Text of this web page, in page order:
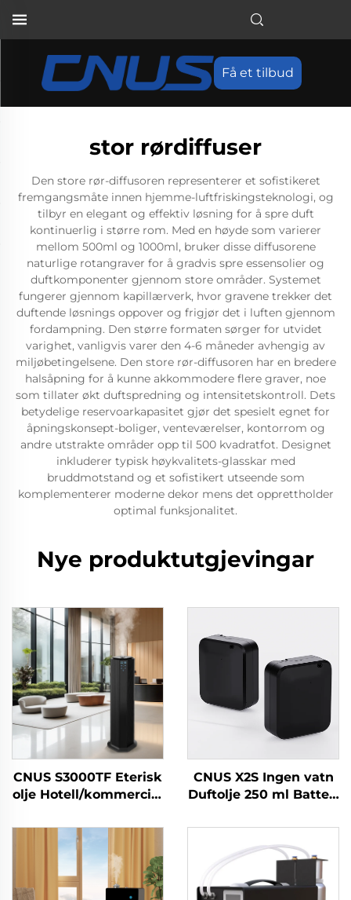
Få et tilbud
stor rørdiffuser
Den store rør-diffusoren representerer et sofistikeret
fremgangsmåte innen hjemme-luftfriskingsteknologi, og
tilbyr en elegant og effektiv løsning for å spre duft
kontinuerlig i større rom. Med en høyde som varierer
mellom 500ml og 1000ml, bruker disse diffusorene
naturlige rotangraver for å gradvis spre essensolier og
duftkomponenter gjennom store områder. Systemet
fungerer gjennom kapillærverk, hvor gravene trekker det
duftende løsnings oppover og frigjør det i luften gjennom
fordampning. Den større formaten sørger for utvidet
varighet, vanligvis varer den 4-6 måneder avhengig av
miljøbetingelsene. Den store rør-diffusoren har en bredere
halsåpning for å kunne akkommodere flere graver, noe
som tillater økt duftspredning og intensitetskontroll. Dets
betydelige reservoarkapasitet gjør det spesielt egnet for
åpningskonsept-boliger, venteværelser, kontorrom og
andre utstrakte områder opp til 500 kvadratfot. Designet
inkluderer typisk høykvalitets-glasskar med
bruddmotstand og et sofistikert utseende som
komplementerer moderne dekor mens det opprettholder
optimal funksjonalitet.
Nye produktutgjevingar
CNUS S3000TF Eterisk
olje Hotell/kommercial
luftfrisknar
luktdiffusør maskin
system
CNUS X2S Ingen vatn
Duftolje 250 ml Batteri
Hjemluftfrisknar
Aroma diffuser